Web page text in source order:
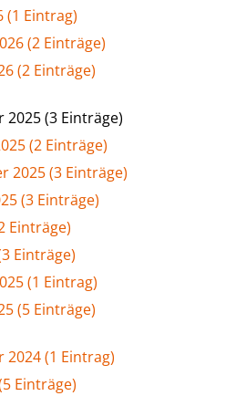
(1 Eintrag)
(2 Einträge)
(2 Einträge)
2025 (3 Einträge)
(2 Einträge)
2025 (3 Einträge)
(3 Einträge)
Einträge)
Einträge)
(1 Eintrag)
(5 Einträge)
2024 (1 Eintrag)
Einträge)